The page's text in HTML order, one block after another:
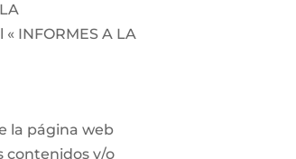
INFORMES A LA
la página web
contenidos y/o